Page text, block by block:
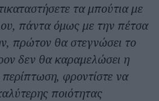
τα μπούτια με
πάντα όμως με την πέτσα
πρώτον θα στεγνώσει το
δεν θα καραμελώσει η
φροντίστε να
ποιότητας